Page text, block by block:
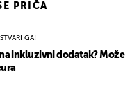
PRIČA
GA!
inkluzivni dodatak? Može